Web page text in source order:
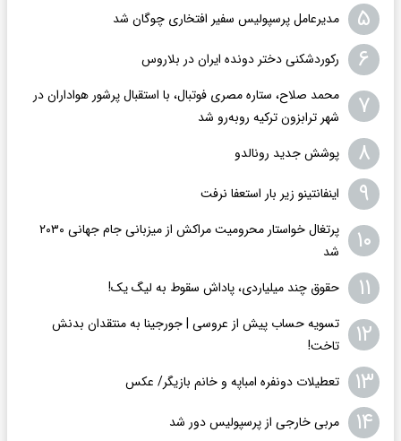
۵ مدیرعامل پرسپولیس سفیر افتخاری چوگان شد
۶ رکوردشکنی دختر دونده ایران در بلاروس
۷
محمد صلاح، ستاره مصری فوتبال، با استقبال پرشور هواداران در
شهر ترابزون ترکیه روبه‌رو شد
۸ پوشش جدید رونالدو
۹ اینفانتینو زیر بار استعفا نرفت
۱۰
پرتغال خواستار محرومیت مراکش از میزبانی جام جهانی ۲۰۳۰
شد
۱۱ حقوق چند میلیاردی، پاداش سقوط به لیگ یک!
۱۲
تسویه حساب پیش از عروسی | جورجینا به منتقدان بدنش
تاخت!
۱۳ تعطیلات دونفره امباپه و خانم بازیگر/ عکس
۱۴ مربی خارجی از پرسپولیس دور شد